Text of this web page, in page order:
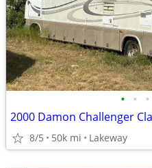
• • •
8/5 50k mi Lakeway